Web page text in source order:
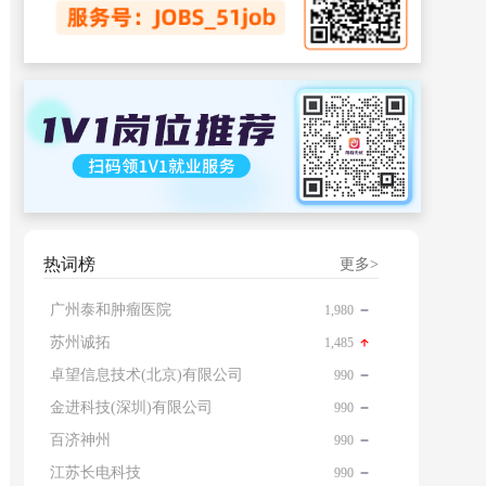
热词榜 更多>
广州泰和肿瘤医院 1,980
苏州诚拓 1,485
卓望信息技术(北京)有限公司 990
金进科技(深圳)有限公司 990
百济神州 990
江苏长电科技 990